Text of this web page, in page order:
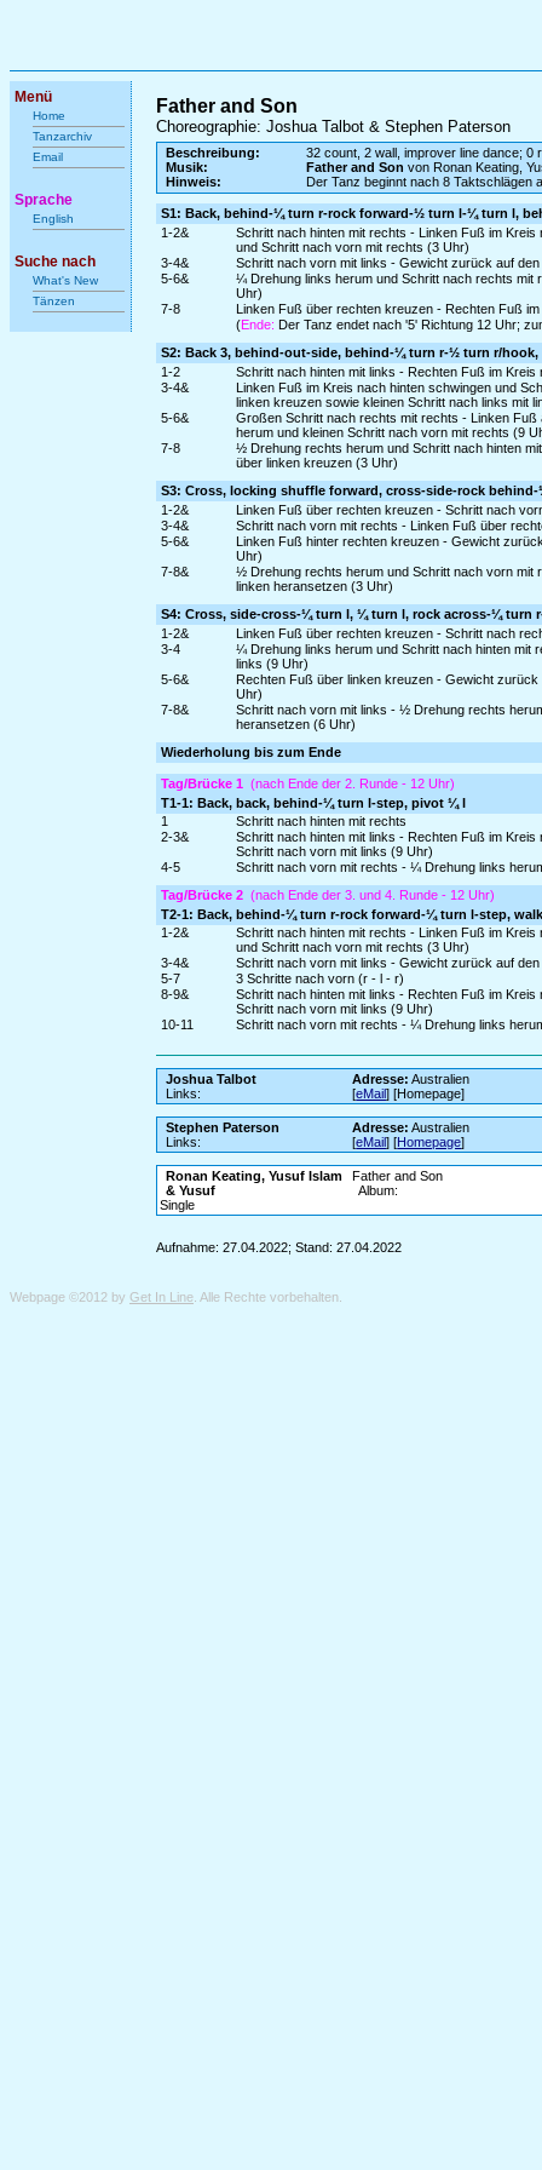
Menü
Home
Tanzarchiv
Email
Sprache
English
Suche nach
What's New
Tänzen
Father and Son
Choreographie: Joshua Talbot & Stephen Paterson
Beschreibung:
32 count, 2 wall, improver line dance; 0
Musik:
Father and Son von Ronan Keating,
Hinweis:
Der Tanz beginnt nach 8 Taktschlägen
S1: Back, behind-¼ turn r-rock forward-½ turn l-¼ turn l,
1-2&
Schritt nach hinten mit rechts - Linken Fuß im
und Schritt nach vorn mit rechts (3 Uhr)
3-4&
Schritt nach vorn mit links - Gewicht zurück auf
5-6&
¼ Drehung links herum und Schritt nach rechts
Uhr)
7-8
Linken Fuß über rechten kreuzen - Rechten Fuß
(Ende: Der Tanz endet nach '5' Richtung 12 Uhr;
S2: Back 3, behind-out-side, behind-¼ turn r-½ turn r/hook,
1-2
Schritt nach hinten mit links - Rechten Fuß im
3-4&
Linken Fuß im Kreis nach hinten schwingen und
linken kreuzen sowie kleinen Schritt nach links mit
5-6&
Großen Schritt nach rechts mit rechts - Linken
herum und kleinen Schritt nach vorn mit rechts (9
7-8
½ Drehung rechts herum und Schritt nach hinten
über linken kreuzen (3 Uhr)
S3: Cross, locking shuffle forward, cross-side-rock
1-2&
Linken Fuß über rechten kreuzen - Schritt nach
3-4&
Schritt nach vorn mit rechts - Linken Fuß über
5-6&
Linken Fuß hinter rechten kreuzen - Gewicht
Uhr)
7-8&
½ Drehung rechts herum und Schritt nach vorn
linken heransetzen (3 Uhr)
S4: Cross, side-cross-¼ turn l, ¼ turn l, rock across-¼ turn
1-2&
Linken Fuß über rechten kreuzen - Schritt nach
3-4
¼ Drehung links herum und Schritt nach hinten mit
links (9 Uhr)
5-6&
Rechten Fuß über linken kreuzen - Gewicht
Uhr)
7-8&
Schritt nach vorn mit links - ½ Drehung rechts
heransetzen (6 Uhr)
Wiederholung bis zum Ende
Tag/Brücke 1 (nach Ende der 2. Runde - 12 Uhr)
T1-1: Back, back, behind-¼ turn l-step, pivot ¼ l
1
Schritt nach hinten mit rechts
2-3&
Schritt nach hinten mit links - Rechten Fuß im
Schritt nach vorn mit links (9 Uhr)
4-5
Schritt nach vorn mit rechts - ¼ Drehung links
Tag/Brücke 2 (nach Ende der 3. und 4. Runde - 12 Uhr)
T2-1: Back, behind-¼ turn r-rock forward-¼ turn l-step,
1-2&
Schritt nach hinten mit rechts - Linken Fuß im
und Schritt nach vorn mit rechts (3 Uhr)
3-4&
Schritt nach vorn mit links - Gewicht zurück auf
5-7
3 Schritte nach vorn (r - l - r)
8-9&
Schritt nach hinten mit links - Rechten Fuß im
Schritt nach vorn mit links (9 Uhr)
10-11
Schritt nach vorn mit rechts - ¼ Drehung links
Joshua Talbot Adresse: Australien
Links:
[eMail] [Homepage]
Stephen Paterson Adresse: Australien
Links:
[eMail] [Homepage]
Ronan Keating, Yusuf Islam
& Yusuf
Father and Son
Album:
Single
Aufnahme: 27.04.2022; Stand: 27.04.2022
Webpage ©2012 by Get In Line . Alle Rechte vorbehalten.